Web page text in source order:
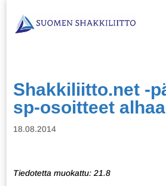
Shakkiliitto.net -
sp-osoitteet
18.08.2014
Tiedotetta muokattu: 21.8